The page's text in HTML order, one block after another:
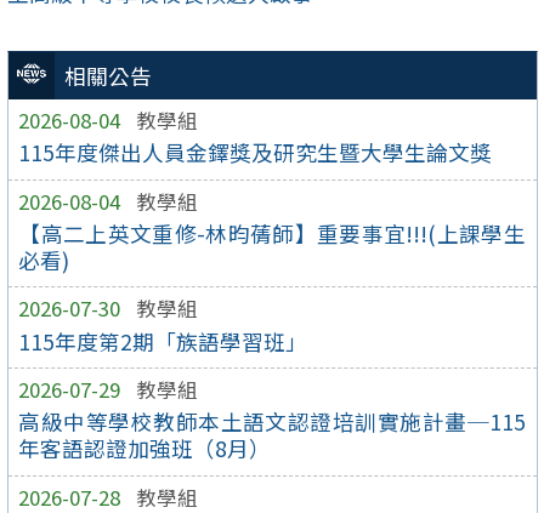
相關公告
2026-08-04 教學組
115年度傑出人員金鐸獎及研究生暨大學生論文獎
2026-08-04 教學組
【高二上英文重修-林昀蒨師】重要事宜!!!(上課學生
必看)
2026-07-30 教學組
115年度第2期「族語學習班」
2026-07-29 教學組
高級中等學校教師本土語文認證培訓實施計畫─115
年客語認證加強班（8月）
2026-07-28 教學組